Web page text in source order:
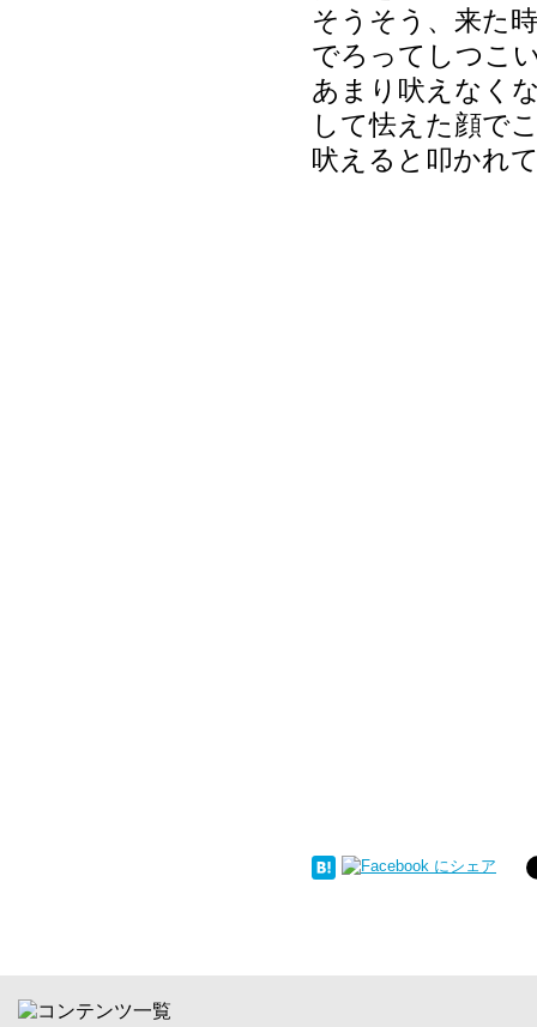
そうそう、来た
でろってしつこ
あまり吠えなく
して怯えた顔で
吠えると叩かれ